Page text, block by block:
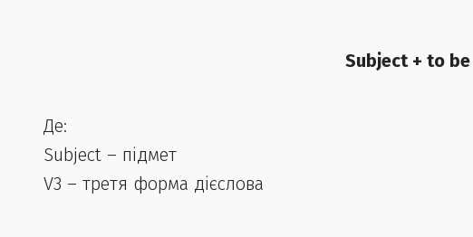
Subject + to be
Де:
Subject – підмет
V3 – третя форма дієслова